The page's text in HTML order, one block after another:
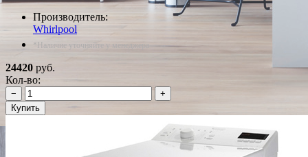
Производитель:
Whirlpool
*Наличие уточняйте у менеджера
24420 руб.
Кол-во:
−
+
Купить